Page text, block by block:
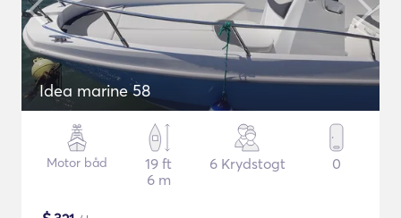
Idea marine 58
Motor båd
19 ft
6 m
6 Krydstogt 0